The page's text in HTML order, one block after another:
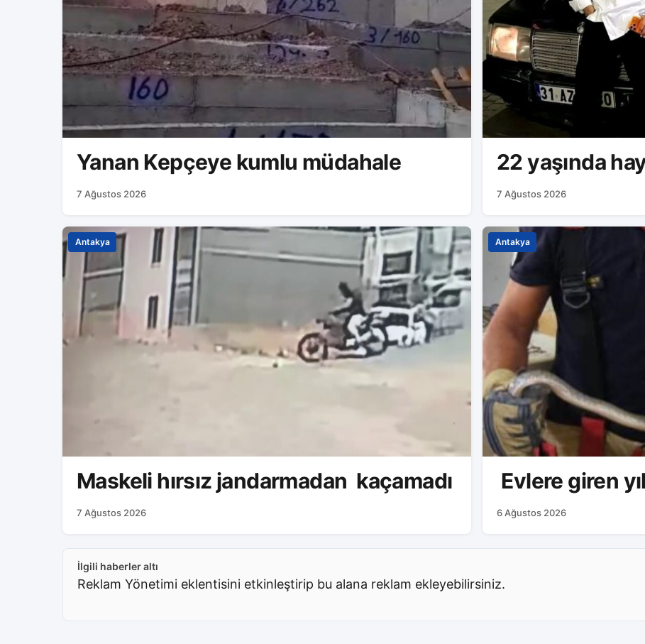
Yanan Kepçeye kumlu müdahale
7 Ağustos 2026
22 yaşında
7 Ağustos 2026
Antakya
Maskeli hırsız jandarmadan kaçamadı
7 Ağustos 2026
Antakya
Evlere giren
6 Ağustos 2026
İlgili haberler altı
Reklam Yönetimi eklentisini etkinleştirip bu alana reklam ekleyebilirsiniz.